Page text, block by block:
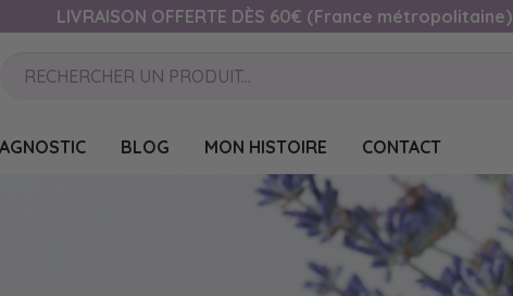
LIVRAISON OFFERTE DÈS 60€ (France métropolitaine)
BLOG MON HISTOIRE CONTACT